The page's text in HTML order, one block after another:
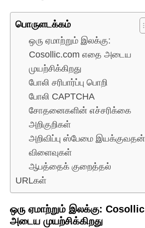
பொருளடக்கம்
ஒரு ஏமாற்றும் இலக்கு:
Cosollic.com எதை அடைய
முயற்சிக்கிறது
போலி சரிபார்ப்பு பொறி
போலி CAPTCHA
சோதனைகளின் எச்சரிக்கை
அறிகுறிகள்
அறிவிப்பு ஸ்பேமை இயக்குவதன்
விளைவுகள்
ஆபத்தைக் குறைத்தல்
URLகள்
ஒரு ஏமாற்றும் இலக்கு:
அடைய முயற்சிக்கிறது